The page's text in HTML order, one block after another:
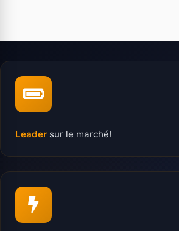
Leader sur le marché!